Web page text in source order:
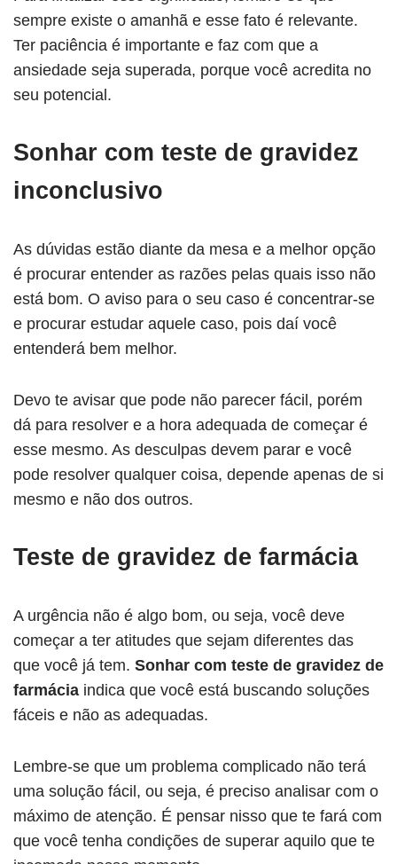
sempre existe o amanhã e esse fato é relevante.
Ter paciência é importante e faz com que a
ansiedade seja superada, porque você acredita no
seu potencial.
Sonhar com teste de gravidez
inconclusivo
As dúvidas estão diante da mesa e a melhor opção
é procurar entender as razões pelas quais isso não
está bom. O aviso para o seu caso é concentrar-se
e procurar estudar aquele caso, pois daí você
entenderá bem melhor.
Devo te avisar que pode não parecer fácil, porém
dá para resolver e a hora adequada de começar é
esse mesmo. As desculpas devem parar e você
pode resolver qualquer coisa, depende apenas de si
mesmo e não dos outros.
Teste de gravidez de farmácia
A urgência não é algo bom, ou seja, você deve
começar a ter atitudes que sejam diferentes das
que você já tem. Sonhar com teste de gravidez de
farmácia indica que você está buscando soluções
fáceis e não as adequadas.
Lembre-se que um problema complicado não terá
uma solução fácil, ou seja, é preciso analisar com o
máximo de atenção. É pensar nisso que te fará com
que você tenha condições de superar aquilo que te